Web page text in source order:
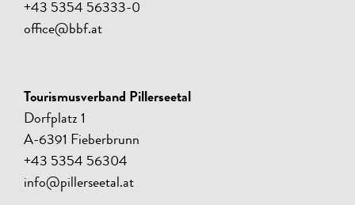
+43 5354 56333-0
office@bbf.at
Tourismusverband Pillerseetal
Dorfplatz 1
A-6391 Fieberbrunn
+43 5354 56304
info@pillerseetal.at